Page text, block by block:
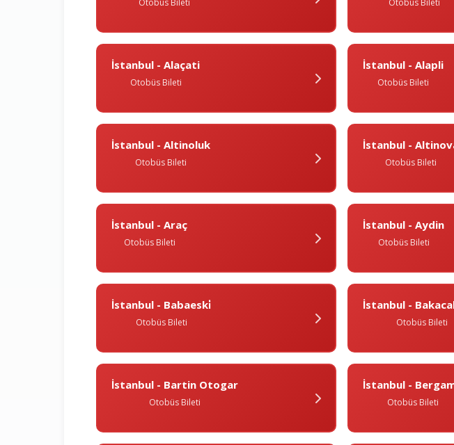
Otobüs Bileti Otobüs Bileti
İstanbul - Alaçati
Otobüs Bileti
İstanbul - Alapli
Otobüs Bileti
İstanbul - Altinoluk
Otobüs Bileti
İstanbul -
Otobüs Bileti
İstanbul - Araç
Otobüs Bileti
İstanbul - Aydin
Otobüs Bileti
İstanbul - Babaeski̇
Otobüs Bileti
İstanbul -
Otobüs Bileti
İstanbul - Bartin Otogar
Otobüs Bileti
İstanbul -
Otobüs Bileti